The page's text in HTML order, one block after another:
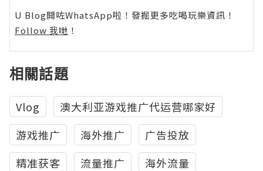
U Blog開咗WhatsApp啦！發掘更多吃喝玩樂資訊！
Follow 我哋 ！
相關話題
Vlog
澳大利亚游戏推广代运营哪家好
游戏推广
海外推广
广告投放
精准获客
流量推广
海外流量